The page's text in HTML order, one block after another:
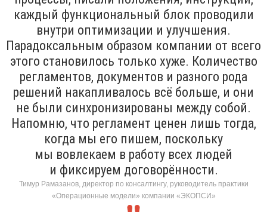
каждый функциональный блок проводили
внутри оптимизации и улучшения.
Парадоксальным образом компании от всего
этого становилось только хуже. Количество
регламентов, документов и разного рода
решений накапливалось всё больше, и они
не были синхронизированы между собой.
Напомню, что регламент ценен лишь тогда,
когда мы его пишем, поскольку
мы вовлекаем в работу всех людей
и фиксируем договорённости.
Тимур Рамазанов, директор по консалтингу, руководитель практики
«Операционные модели» компании «ЭКОПСИ»